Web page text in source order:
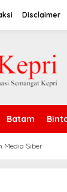
Disclaimer
Batam
Media Siber